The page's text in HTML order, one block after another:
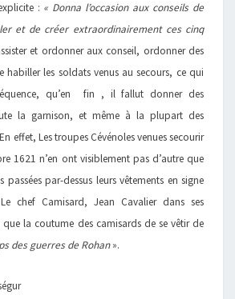
: « Donna l’occasion aux conseils de
et de créer extraordinairement ces cinq
et ordonner aux conseil, ordonner des
habiller les soldats venus au secours, ce qui
qu’en fin , il fallut donner des
la garnison, et même à la plupart des
effet, Les troupes Cévénoles venues secourir
1621 n’en ont visiblement pas d’autre que
passées par-dessus leurs vêtements en signe
chef Camisard, Jean Cavalier dans ses
la coutume des camisards de se vêtir de
des guerres de Rohan».